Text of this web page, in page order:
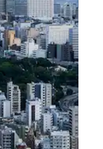
con el tacto o desliza el dedo.